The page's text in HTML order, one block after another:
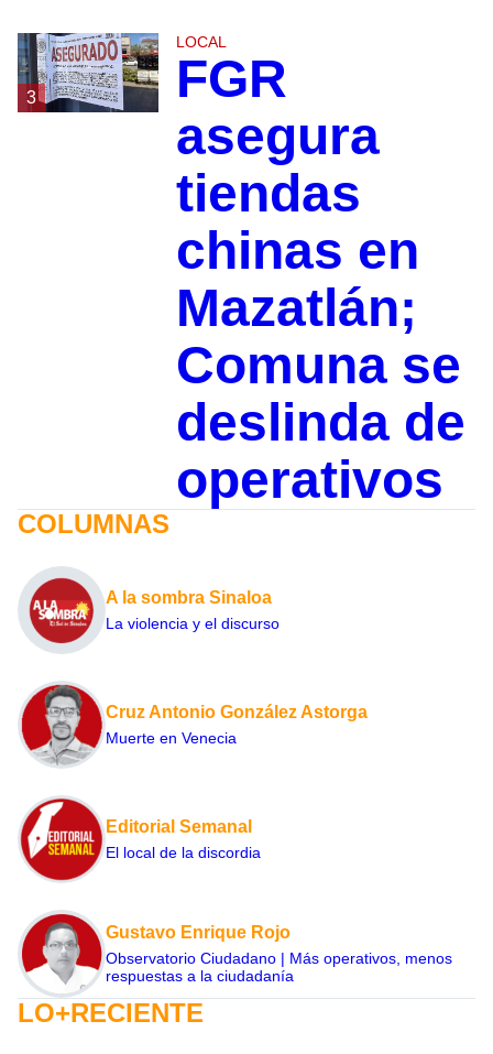
3
LOCAL
FGR
asegura
tiendas
chinas en
Mazatlán;
Comuna se
deslinda de
operativos
COLUMNAS
A la sombra Sinaloa
La violencia y el discurso
Cruz Antonio González Astorga
Muerte en Venecia
Editorial Semanal
El local de la discordia
Gustavo Enrique Rojo
Observatorio Ciudadano | Más operativos, menos
respuestas a la ciudadanía
LO+RECIENTE